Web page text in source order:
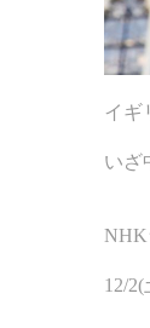
イギ
いざ
NHK
12/